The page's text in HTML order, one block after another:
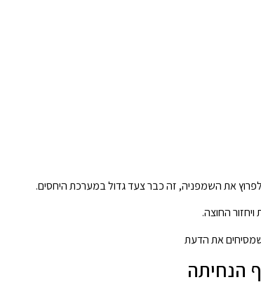
את השמפניה, זה כבר צעד גדול במערכת היחסים.
החוצה.
שמסיחים את הדעת